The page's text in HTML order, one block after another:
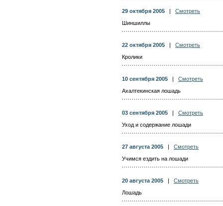
29 октября 2005
Смотреть
Шиншиллы
22 октября 2005
Смотреть
Кролики
10 сентября 2005
Смотреть
Ахалтекинская лошадь
03 сентября 2005
Смотреть
Уход и содержание лошади
27 августа 2005
Смотреть
Учимся ездить на лошади
20 августа 2005
Смотреть
Лошадь